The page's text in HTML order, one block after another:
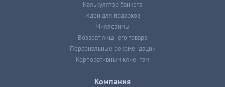
Калькулятор банкета
Идеи для подарков
Миллезимы
Возврат лишнего товара
Персональные рекомендации
Корпоративным клиентам
Компания